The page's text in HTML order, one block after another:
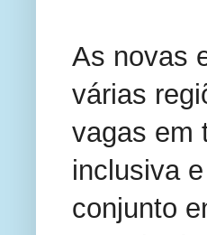
As novas
várias
vagas em
inclusiva
conjunto